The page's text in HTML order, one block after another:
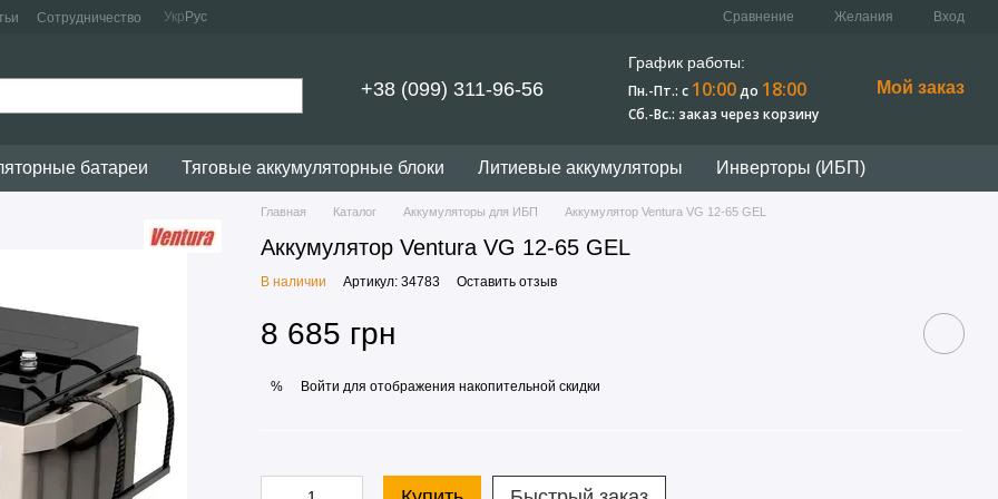
Сотрудничество Укр Рус Сравнение Желания Вход
+38 (099) 311-96-56
График работы:
Пн.-Пт.: c 10:00до 18:00
Сб.-Вс.: заказ через корзину
Мой заказ
батареи Тяговые аккумуляторные блоки Литиевые аккумуляторы Инверторы (ИБП)
Главная Каталог Аккумуляторы для ИБП Аккумулятор Ventura VG 12-65 GEL
Аккумулятор Ventura VG 12-65 GEL
В наличии Артикул: 34783 Оставить отзыв
8 685 грн
% Войти для отображения накопительной скидки